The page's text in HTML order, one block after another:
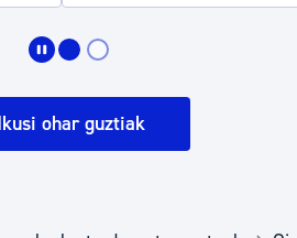
Gune publikoa,
ohar guztiak